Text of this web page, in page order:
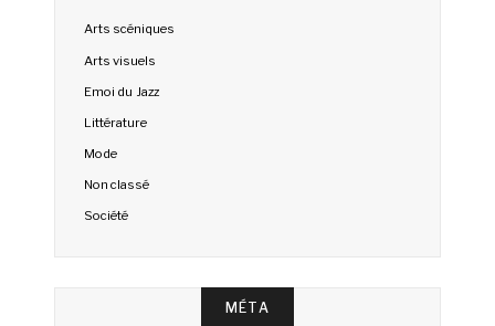
Arts scéniques
Arts visuels
Emoi du Jazz
Littérature
Mode
Non classé
Société
MÉTA